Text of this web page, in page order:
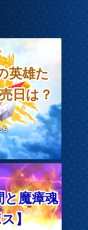
英雄た
日は？
と魔瘴魂
】